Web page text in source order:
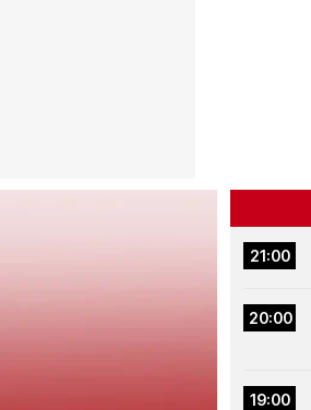
21:00
20:00
19:00